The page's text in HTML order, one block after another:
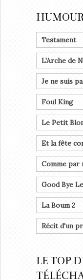
Testament
L'Arche de
Je ne suis
Foul King
Le Petit
Et la fête
Comme par
Good Bye
La Boum 2
Récit d'un
LE TOP